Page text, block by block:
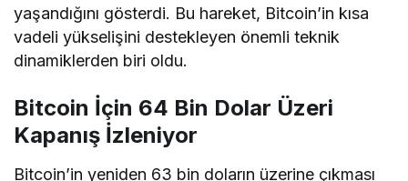
yaşandığını gösterdi. Bu hareket, Bitcoin’in kısa
vadeli yükselişini destekleyen önemli teknik
dinamiklerden biri oldu.
Bitcoin İçin 64 Bin Dolar Üzeri
Kapanış İzleniyor
Bitcoin’in yeniden 63 bin doların üzerine çıkması